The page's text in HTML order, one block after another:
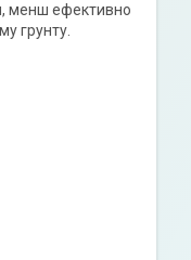
менш ефективно
грунту.